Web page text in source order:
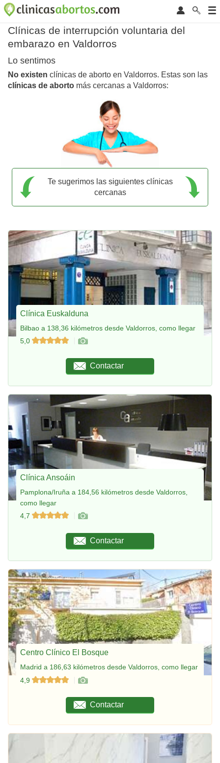
Clínicas de interrupción voluntaria del
embarazo en Valdorros
Lo sentimos
No existen clínicas de aborto en Valdorros. Estas son las
clínicas de aborto más cercanas a Valdorros:
Te sugerimos las siguientes clínicas
cercanas
Clínica Euskalduna
Bilbao a 138,36 kilómetros desde Valdorros, como llegar
5,0
Contactar
Clínica Ansoáin
Pamplona/Iruña a 184,56 kilómetros desde Valdorros,
como llegar
4,7
Contactar
Centro Clínico El Bosque
Madrid a 186,63 kilómetros desde Valdorros, como llegar
4,9
Contactar